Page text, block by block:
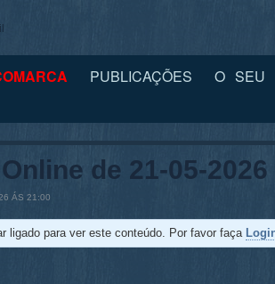
PUBLICAÇÕES
O SEU
de 21-05-2026
ÁS 21:00
ligado para ver este conteúdo. Por favor faça